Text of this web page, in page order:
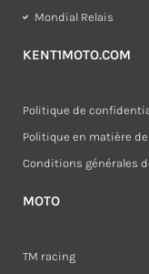
MOTO
TM racing
KENT1MOTO.COM
Politique de
Politique en matière
Conditions générales
Mondial Relais